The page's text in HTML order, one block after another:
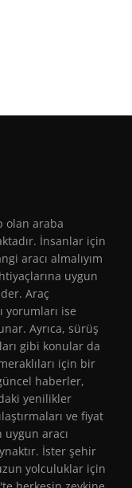
olan araba
İnsanlar için
aracı almalıyım
uygun
Araç
yorumları ise
Ayrıca, sürüş
gibi konular da
için bir
haberler,
yenilikler
ve fiyat
aracı
İster şehir
yolculuklar için